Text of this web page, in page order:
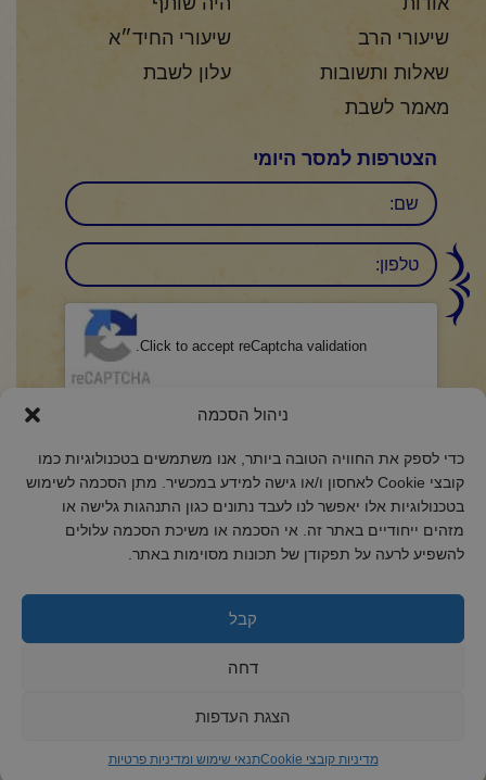
ניהול הסכמה
כדי לספק את החוויה הטובה ביותר, אנו משתמשים בטכנולוגיות כמו
קובצי Cookie לאחסון ו/או גישה למידע במכשיר. מתן הסכמה לשימוש
בטכנולוגיות אלו יאפשר לנו לעבד נתונים כגון התנהגות גלישה או
מזהים ייחודיים באתר זה. אי הסכמה או משיכת הסכמה עלולים
להשפיע לרעה על תפקודן של תכונות מסוימות באתר.
קבל
דחה
הצגת העדפות
מדיניות קובצי Cookie תנאי שימוש ומדיניות פרטיות
שיעורי הרב
שיעורי החיד״א
שאלות ותשובות
עלון לשבת
מאמר לשבת
הצטרפות למסר היומי
שם
טלפון:
Click to accept reCaptcha validation.
מדיניות קובצי Cookie
ד